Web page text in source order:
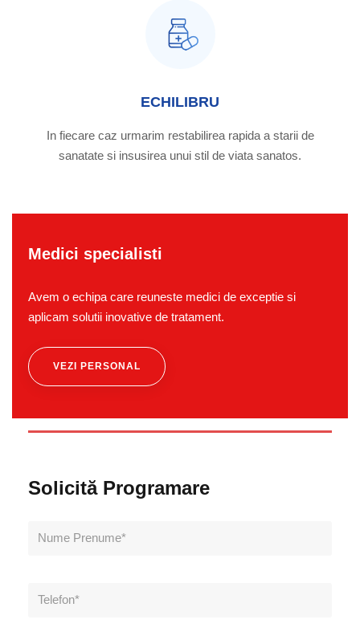
ECHILIBRU
In fiecare caz urmarim restabilirea rapida a starii de
sanatate si insusirea unui stil de viata sanatos.
Medici specialisti
Avem o echipa care reuneste medici de exceptie si
aplicam solutii inovative de tratament.
VEZI PERSONAL
Solicită Programare